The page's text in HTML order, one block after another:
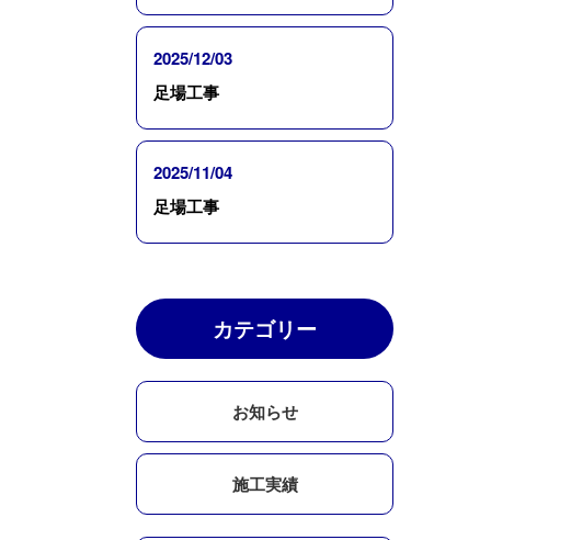
2025/12/03
足場工事
2025/11/04
足場工事
カテゴリー
お知らせ
施工実績